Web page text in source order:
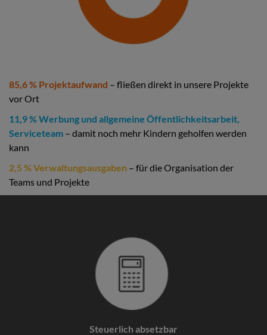
85,6 % Projektaufwand – fließen direkt in unsere Projekte
vor Ort
11,9 % Werbung und allgemeine Öffentlichkeitsarbeit,
Serviceteam – damit noch mehr Kindern geholfen werden
kann
2,5 % Verwaltungsausgaben – für die Organisation der
Teams und Projekte
Steuerlich absetzbar